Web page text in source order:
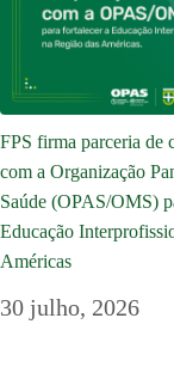
FPS firma parceria de
com a Organização
Saúde (OPAS/OMS)
Educação
Américas
30 julho, 2026